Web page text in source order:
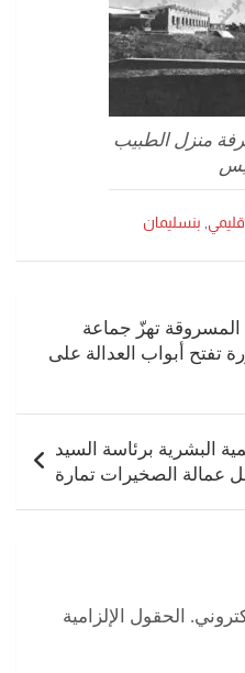
منزل الطبيب
, بنسليمان
المسروقة تهزّ جماعة
مزوّرة تفتح أبواب العدالة على
ﺍﻟﺒﺸﺮﻳﺔ برئاسة السيد
الصخيرات تمارة
الحقول الإلزامية